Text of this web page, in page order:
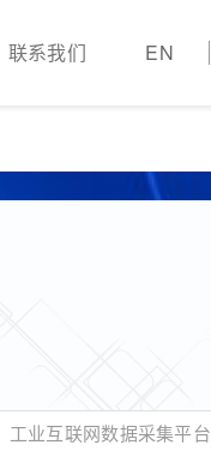
EN
联系我们
工业互联网数据采集平台